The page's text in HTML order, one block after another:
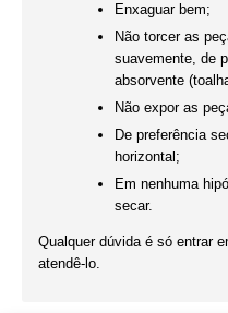
Enxaguar bem;
Não torcer as
suavemente, de
absorvente
Não expor as
De preferência
horizontal;
Em nenhuma
secar.
Qualquer dúvida é só entrar
atendê-lo.